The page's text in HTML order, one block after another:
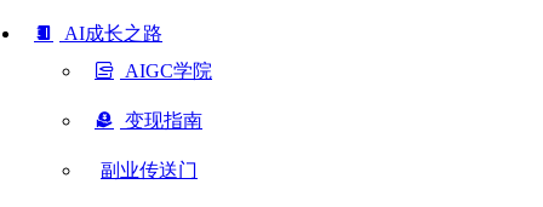
AI成长之路
AIGC学院
变现指南
副业传送门